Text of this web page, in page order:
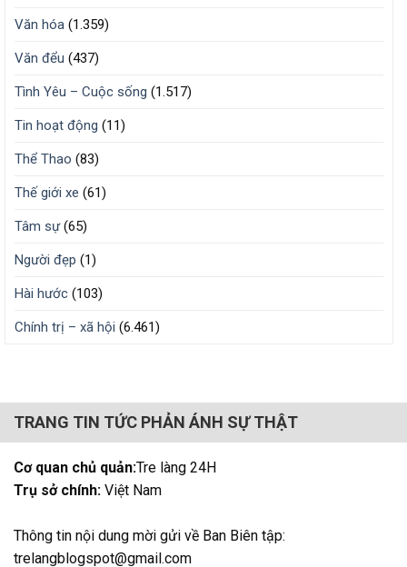
Văn hóa (1.359)
Văn đểu (437)
Tình Yêu – Cuộc sống (1.517)
Tin hoạt động (11)
Thể Thao (83)
Thế giới xe (61)
Tâm sự(65)
Người đẹp (1)
Hài hước (103)
Chính trị – xã hội (6.461)
TRANG TIN TỨC PHẢN ÁNH SỰ THẬT
Cơ quan chủ quản:Tre làng 24H
Trụ sở chính: Việt Nam
Thông tin nội dung mời gửi về Ban Biên tập:
trelangblogspot@gmail.com